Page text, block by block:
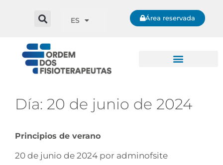
ES Área reservada
Día: 20 de junio de 2024
Principios de verano
20 de junio de 2024 por adminofsite